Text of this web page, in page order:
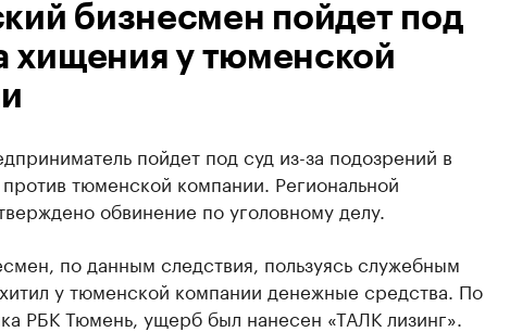
бизнесмен пойдет под
хищения у тюменской
пойдет под суд из-за подозрений в
тюменской компании. Региональной
обвинение по уголовному делу.
по данным следствия, пользуясь служебным
у тюменской компании денежные средства. По
РБК Тюмень, ущерб был нанесен «ТАЛК лизинг».